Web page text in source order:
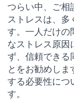
つらい中、ご相
ストレスは、多
す。一人だけの
なストレス原因
ず、信頼できる
とをお勧めしま
する必要性につ
す。